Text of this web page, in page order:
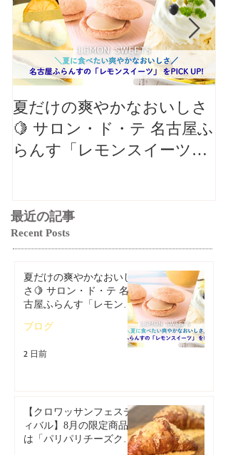
夏だけの爽やかなおいしさ
🍋 サロン・ド・テ 名古屋ふ
らんす「レモンスイーツ特
最近の記事
Recent Posts
夏だけの爽やかなおいし
さ🍋 サロン・ド・テ 名
古屋ふらんす「レモンス
ブログ
2 日前
【クロワッサンフェステ
ィバル】8月の限定商品
は「パリパリチーズクロ